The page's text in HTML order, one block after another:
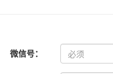
微信号：